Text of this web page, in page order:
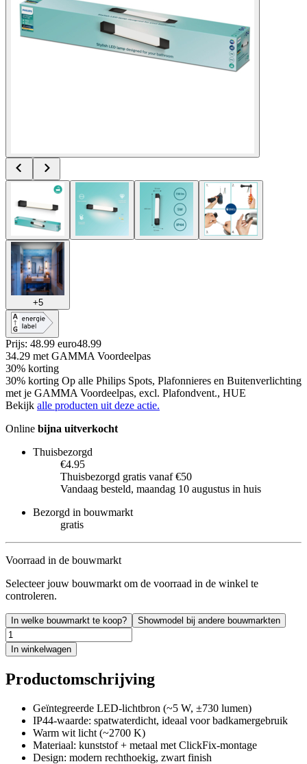
+5
Prijs: 48.99 euro48.99
34.29 met GAMMA Voordeelpas
30% korting
30% korting Op alle Philips Spots, Plafonnieres en Buitenverlichting
met je GAMMA Voordeelpas, excl. Plafondvent., HUE
Bekijk alle producten uit deze actie.
Online bijna uitverkocht
Thuisbezorgd
€4.95
Thuisbezorgd gratis vanaf €50
Vandaag besteld, maandag 10 augustus in huis
Bezorgd in bouwmarkt
gratis
Voorraad in de bouwmarkt
Selecteer jouw bouwmarkt om de voorraad in de winkel te
controleren.
In welke bouwmarkt te koop? Showmodel bij andere bouwmarkten
In winkelwagen
Productomschrijving
Geïntegreerde LED-lichtbron (~5 W, ±730 lumen)
IP44-waarde: spatwaterdicht, ideaal voor badkamergebruik
Warm wit licht (~2700 K)
Materiaal: kunststof + metaal met ClickFix-montage
Design: modern rechthoekig, zwart finish